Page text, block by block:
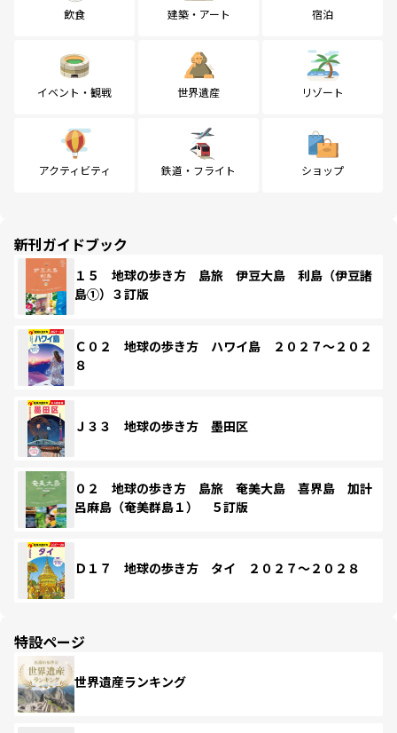
飲食 建築・アート 宿泊
イベント・観戦 世界遺産 リゾート
アクティビティ 鉄道・フライト ショップ
新刊ガイドブック
１５ 地球の歩き方 島旅 伊豆大島 利島（伊豆諸
島①）３訂版
Ｃ０２ 地球の歩き方 ハワイ島 ２０２７～２０２
８
Ｊ３３ 地球の歩き方 墨田区
０２ 地球の歩き方 島旅 奄美大島 喜界島 加計
呂麻島（奄美群島１） ５訂版
Ｄ１７ 地球の歩き方 タイ ２０２７～２０２８
特設ページ
世界遺産ランキング